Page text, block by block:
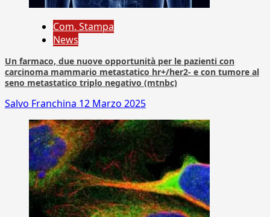
Com. Stampa
News
Un farmaco, due nuove opportunità per le pazienti con
carcinoma mammario metastatico hr+/her2- e con tumore al
seno metastatico triplo negativo (mtnbc)
Salvo Franchina 12 Marzo 2025